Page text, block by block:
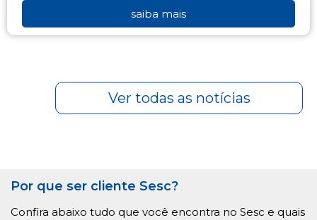
saiba mais
Ver todas as notícias
Por que ser cliente Sesc?
Confira abaixo tudo que você encontra no Sesc e quais